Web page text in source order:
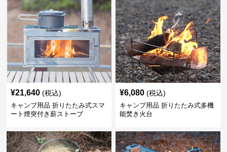
¥21,640 (税込)
キャンプ用品 折りたたみ式スマ
ート煙突付き薪ストーブ
¥6,080 (税込)
キャンプ用品 折りたたみ式多機
能焚き火台